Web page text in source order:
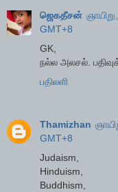
ஜெகதீசன்
GMT+8
GK,
நல்ல அலசல்.
பதிலளி
Thamizhan
GMT+8
Judaism,
Hinduism,
Buddhism,